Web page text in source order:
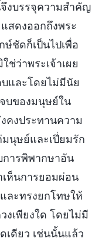
งบรรจุความสำคัญ
สดงออกถึงพระ
ษ์ชัดก็เป็นไปเพื่อ
ว่าพระเจ้าเผย
และโดยไม่มีนัย
บของมนุษย์ใน
คงประทานความ
นุษย์และเปี่ยมรัก
การพิพากษาอัน
ห็นการยอมผ่อน
ละทรงยกโทษให้
งเพียงใด โดยไม่มี
ดียว เช่นนั้นแล้ว